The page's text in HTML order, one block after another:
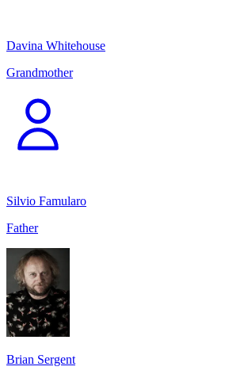
Davina Whitehouse
Grandmother
Silvio Famularo
Father
Brian Sergent